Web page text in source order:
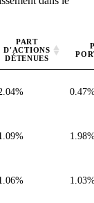
PART
D'ACTIONS
DÉTENUES